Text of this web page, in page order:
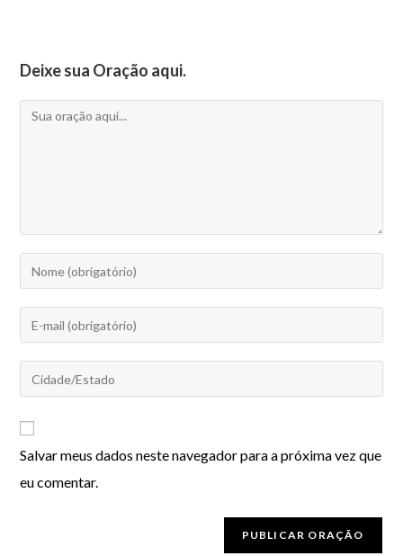
Deixe sua Oração aqui.
Salvar meus dados neste navegador para a próxima vez que
eu comentar.